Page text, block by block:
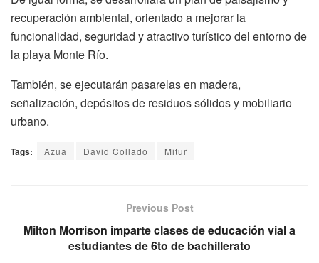
recuperación ambiental, orientado a mejorar la
funcionalidad, seguridad y atractivo turístico del entorno de
la playa Monte Río.
También, se ejecutarán pasarelas en madera,
señalización, depósitos de residuos sólidos y mobiliario
urbano.
Tags: Azua David Collado Mitur
Previous Post
Milton Morrison imparte clases de educación vial a
estudiantes de 6to de bachillerato